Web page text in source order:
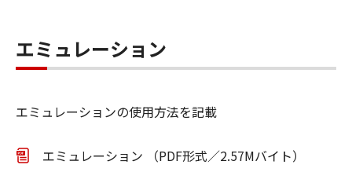
エミュレーション
エミュレーションの使用方法を記載
エミュレーション （PDF形式／2.57Mバイト）